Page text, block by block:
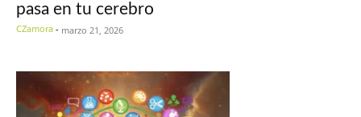
pasa en tu cerebro
CZamora - marzo 21, 2026